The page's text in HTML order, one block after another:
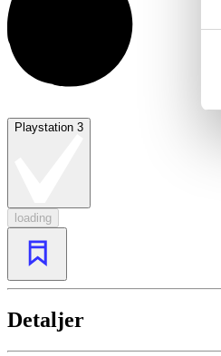
Playstation 3
loading
Detaljer